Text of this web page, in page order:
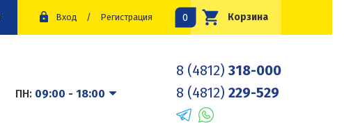
Вход / Регистрация Корзина
0
ПН: 09:00 - 18:00
8 (4812) 318-000
8 (4812) 229-529